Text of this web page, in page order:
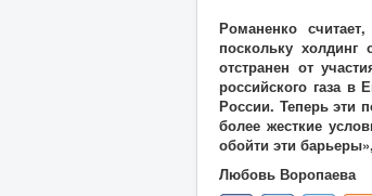
Романенко
поскольку
отстранен от
российского газа в
России. Теперь эти
более жесткие
обойти эти
Любовь Воропаева